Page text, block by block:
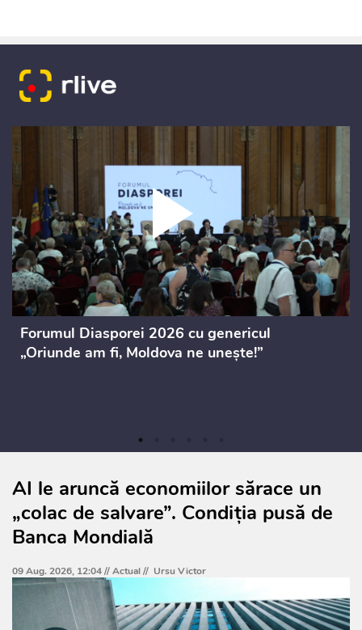
Forumul Diasporei 2026 cu genericul
„Oriunde am fi, Moldova ne unește!”
AI le aruncă economiilor sărace un
„colac de salvare”. Condiția pusă de
Banca Mondială
09 Aug. 2026, 12:04 //Actual// Ursu Victor